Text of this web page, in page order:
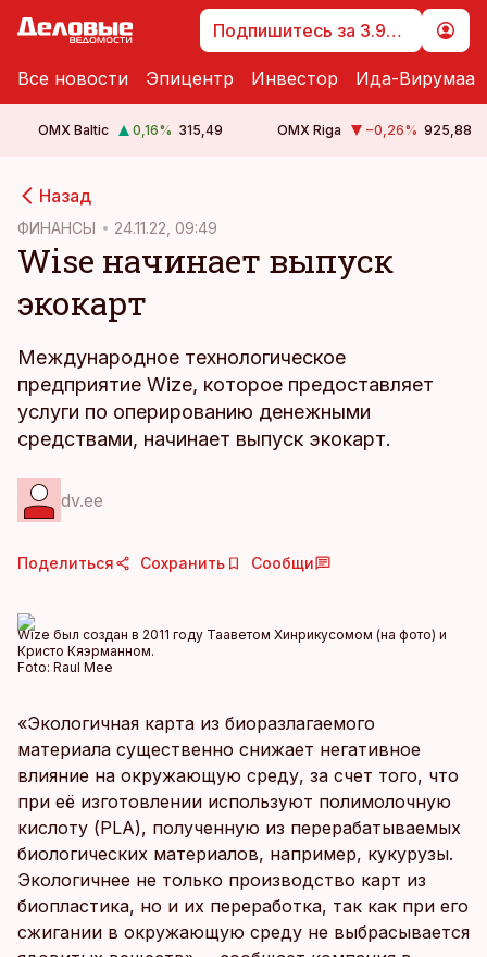
Подпишитесь за 3.99 €
Все новости Эпицентр Инвестор Ида-Вирумаа
OMX Baltic 0,16% 315,49 OMX Riga −0,26% 925,88
Назад
ФИНАНСЫ 24.11.22, 09:49
Wise начинает выпуск
экокарт
Международное технологическое
предприятие Wize, которое предоставляет
услуги по оперированию денежными
средствами, начинает выпуск экокарт.
dv.ee
Поделиться Сохранить Сообщи
Wize был создан в 2011 году Тааветом Хинрикусомом (на фото) и
Кристо Кяэрманном.
Foto: Raul Mee
«Экологичная карта из биоразлагаемого
материала существенно снижает негативное
влияние на окружающую среду, за счет того, что
при её изготовлении используют полимолочную
кислоту (PLA), полученную из перерабатываемых
биологических материалов, например, кукурузы.
Экологичнее не только производство карт из
биопластика, но и их переработка, так как при его
сжигании в окружающую среду не выбрасывается